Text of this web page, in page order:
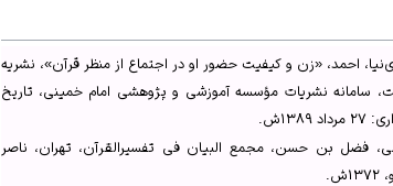
احمد، «زن و کیفیت حضور او در اجتماع از منظر قرآن»، نشریه
سامانه نشریات مؤسسه آموزشی و پژوهشی امام خمینی، تاریخ
۱۳۸۹ش.
فضل بن حسن، مجمع البیان فی تفسیرالقرآن، تهران، ناصر